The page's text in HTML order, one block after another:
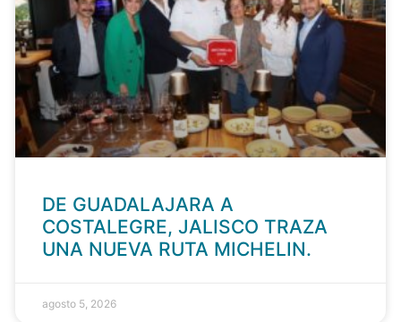
DE GUADALAJARA A
COSTALEGRE, JALISCO TRAZA
UNA NUEVA RUTA MICHELIN.
agosto 5, 2026